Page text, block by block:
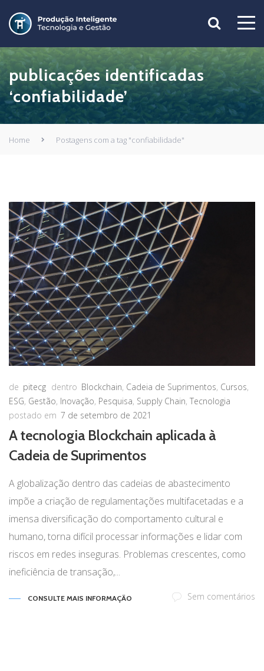
publicações identificadas
‘confiabilidade’
Home Postagens com a tag "confiabilidade"
de pitecg dentro Blockchain, Cadeia de Suprimentos, Cursos,
ESG, Gestão, Inovação, Pesquisa, Supply Chain, Tecnologia
postado em 7 de setembro de 2021
A tecnologia Blockchain aplicada à
Cadeia de Suprimentos
A globalização dentro das cadeias de abastecimento
impõe a criação de regulamentações multifacetadas e a
imensa diversificação do comportamento cultural e
humano, torna difícil processar informações e lidar com
riscos em redes inseguras. Problemas crescentes, como
ineficiência de transação,...
CONSULTE MAIS INFORMAÇÃO Sem comentários